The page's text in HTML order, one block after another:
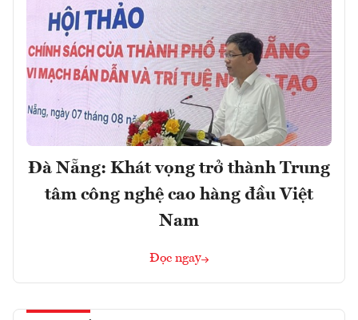
Đà Nẵng: Khát vọng trở thành Trung
tâm công nghệ cao hàng đầu Việt
Nam
Đọc ngay